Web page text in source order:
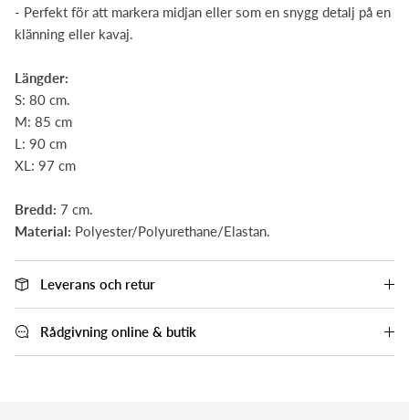
- Perfekt för att markera midjan eller som en snygg detalj på en
klänning eller kavaj.
Längder:
S: 80 cm.
M: 85 cm
L: 90 cm
XL: 97 cm
Bredd: 7 cm.
Material: Polyester/Polyurethane/Elastan.
Leverans och retur
Rådgivning online & butik